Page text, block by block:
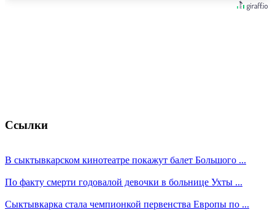
Ссылки
В сыктывкарском кинотеатре покажут балет Большого ...
По факту смерти годовалой девочки в больнице Ухты ...
Сыктывкарка стала чемпионкой первенства Европы по ...